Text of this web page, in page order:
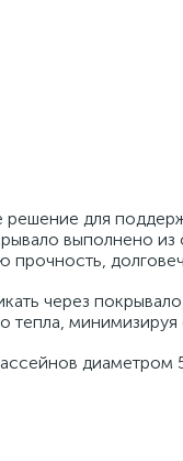
для
выполнено
прочность,
через
тепла,